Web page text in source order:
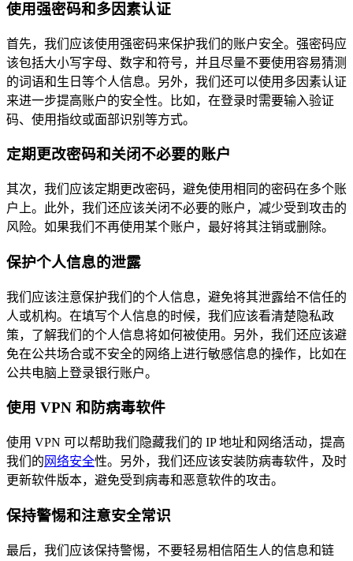
使用强密码和多因素认证
首先，我们应该使用强密码来保护我们的账户安全。强密码应
该包括大小写字母、数字和符号，并且尽量不要使用容易猜测
的词语和生日等个人信息。另外，我们还可以使用多因素认证
来进一步提高账户的安全性。比如，在登录时需要输入验证
码、使用指纹或面部识别等方式。
定期更改密码和关闭不必要的账户
其次，我们应该定期更改密码，避免使用相同的密码在多个账
户上。此外，我们还应该关闭不必要的账户，减少受到攻击的
风险。如果我们不再使用某个账户，最好将其注销或删除。
保护个人信息的泄露
我们应该注意保护我们的个人信息，避免将其泄露给不信任的
人或机构。在填写个人信息的时候，我们应该看清楚隐私政
策，了解我们的个人信息将如何被使用。另外，我们还应该避
免在公共场合或不安全的网络上进行敏感信息的操作，比如在
公共电脑上登录银行账户。
使用 VPN 和防病毒软件
使用 VPN 可以帮助我们隐藏我们的 IP 地址和网络活动，提高
我们的 网络安全性。另外，我们还应该安装防病毒软件，及时
更新软件版本，避免受到病毒和恶意软件的攻击。
保持警惕和注意安全常识
最后，我们应该保持警惕，不要轻易相信陌生人的信息和链